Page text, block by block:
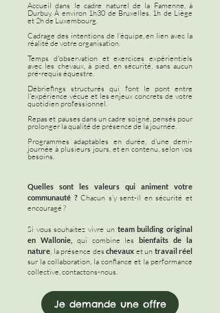
Accueil dans le cadre naturel de la Famenne, à
Durbuy. À environ 1h30 de Bruxelles, 1h de Liège
et 2h de Luxembourg.
Cadrage des intentions de l'équipe, en lien avec la
réalité de votre organisation.
Temps d'observation et exercices expérientiels
avec les chevaux, à pied, en sécurité, sans aucun
pré-requis équestre.
Débriefings structurés qui font le pont entre
l'expérience vécue et les enjeux concrets de votre
quotidien professionnel.
Repas et pauses dans un cadre soigné, pensés pour
prolonger la qualité de présence de la journée.
Programmes adaptables en durée, d'une demi-
journée à plusieurs jours, et en contenu, selon vos
besoins.
Quelles sont les valeurs qui animent votre
communauté ?Chacun s’y sent-il en sécurité et
encouragé ?
Si vous souhaitez vivre un team building original
en Wallonie, qui combine les bienfaits de la
nature, la présence des chevaux et un travail réel
sur la collaboration, la confiance et la performance
collective, contactons-nous.
Je demande une offre